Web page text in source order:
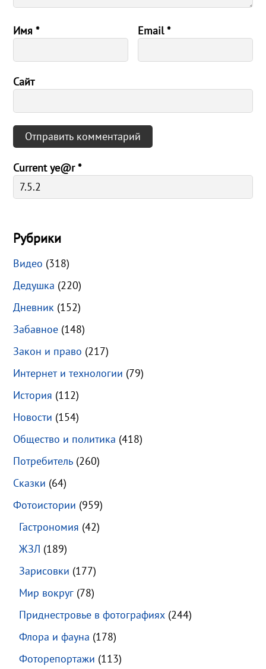
Имя* Email*
Сайт
Current ye@r*
Рубрики
Видео (318)
Дедушка (220)
Дневник (152)
Забавное (148)
Закон и право (217)
Интернет и технологии (79)
История (112)
Новости (154)
Общество и политика (418)
Потребитель (260)
Сказки (64)
Фотоистории (959)
Гастрономия (42)
ЖЗЛ (189)
Зарисовки (177)
Мир вокруг (78)
Приднестровье в фотографиях (244)
Флора и фауна (178)
Фоторепортажи (113)